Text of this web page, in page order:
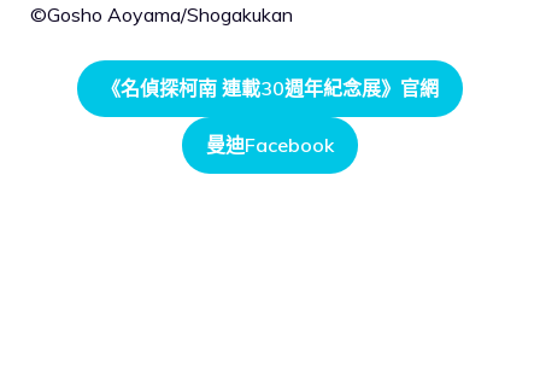
©Gosho Aoyama/Shogakukan
《名偵探柯南 連載30週年紀念展》官網
曼迪Facebook